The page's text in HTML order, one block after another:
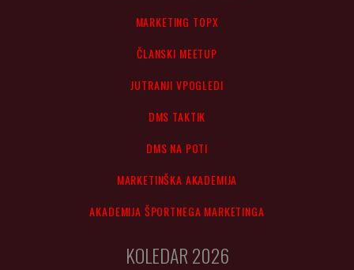
MARKETING TOPX
ČLANSKI MEETUP
JUTRANJI VPOGLEDI
DMS TAKTIK
DMS NA POTI
MARKETINŠKA AKADEMIJA
AKADEMIJA ŠPORTNEGA MARKETINGA
KOLEDAR 2026